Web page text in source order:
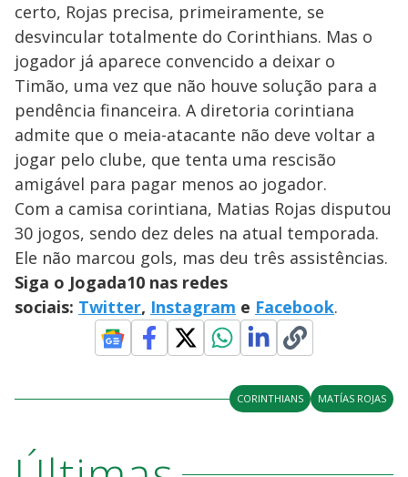
certo, Rojas precisa, primeiramente, se
desvincular totalmente do Corinthians. Mas o
jogador já aparece convencido a deixar o
Timão, uma vez que não houve solução para a
pendência financeira. A diretoria corintiana
admite que o meia-atacante não deve voltar a
jogar pelo clube, que tenta uma rescisão
amigável para pagar menos ao jogador.
Com a camisa corintiana, Matias Rojas disputou
30 jogos, sendo dez deles na atual temporada.
Ele não marcou gols, mas deu três assistências.
Siga o Jogada10 nas redes
sociais: Twitter, Instagram e Facebook.
CORINTHIANS MATÍAS ROJAS